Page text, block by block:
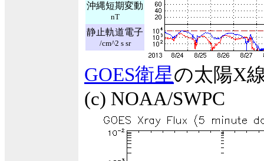
沖縄短期変動
nT
静止軌道電子
/cm^2 s sr
GOES衛星の太陽X
(c) NOAA/SWPC